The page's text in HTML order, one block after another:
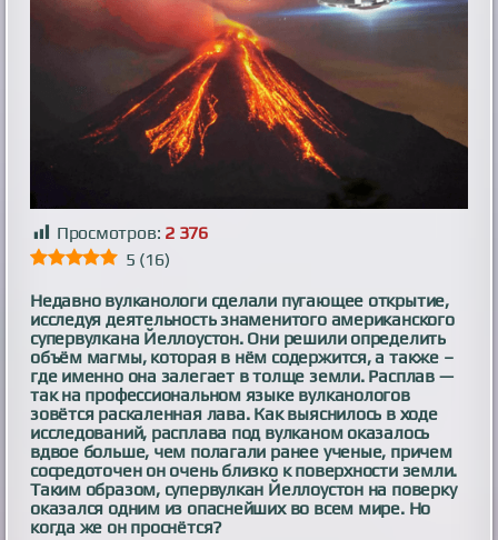
Просмотров: 2 376
5 (16)
Недавно вулканологи сделали пугающее открытие,
исследуя деятельность знаменитого американского
супервулкана Йеллоустон. Они решили определить
объём магмы, которая в нём содержится, а также –
где именно она залегает в толще земли. Расплав —
так на профессиональном языке вулканологов
зовётся раскаленная лава. Как выяснилось в ходе
исследований, расплава под вулканом оказалось
вдвое больше, чем полагали ранее ученые, причем
сосредоточен он очень близко к поверхности земли.
Таким образом, супервулкан Йеллоустон на поверку
оказался одним из опаснейших во всем мире. Но
когда же он проснётся?